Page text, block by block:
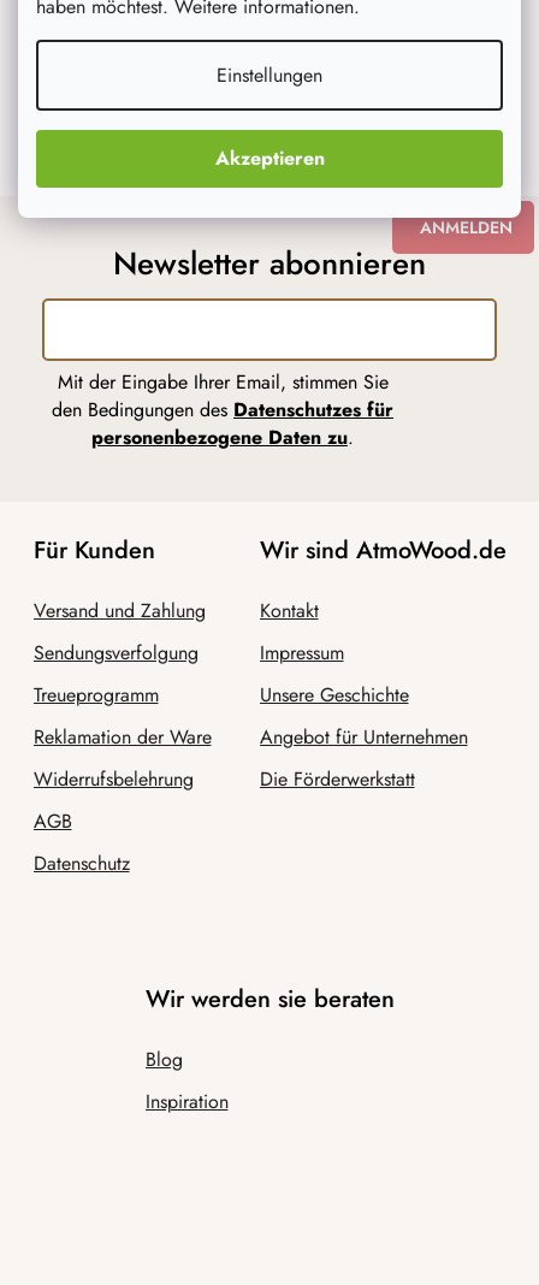
haben möchtest. Weitere informationen.
Einstellungen
Akzeptieren
Auf Instagram folgen
Newsletter abonnieren
Mit der Eingabe Ihrer Email, stimmen Sie
den Bedingungen des Datenschutzes für
personenbezogene Daten zu.
ANMELDEN
Für Kunden
Versand und Zahlung
Sendungsverfolgung
Treueprogramm
Reklamation der Ware
Widerrufsbelehrung
AGB
Datenschutz
Wir sind AtmoWood.de
Kontakt
Impressum
Unsere Geschichte
Angebot für Unternehmen
Die Förderwerkstatt
Wir werden sie beraten
Blog
Inspiration